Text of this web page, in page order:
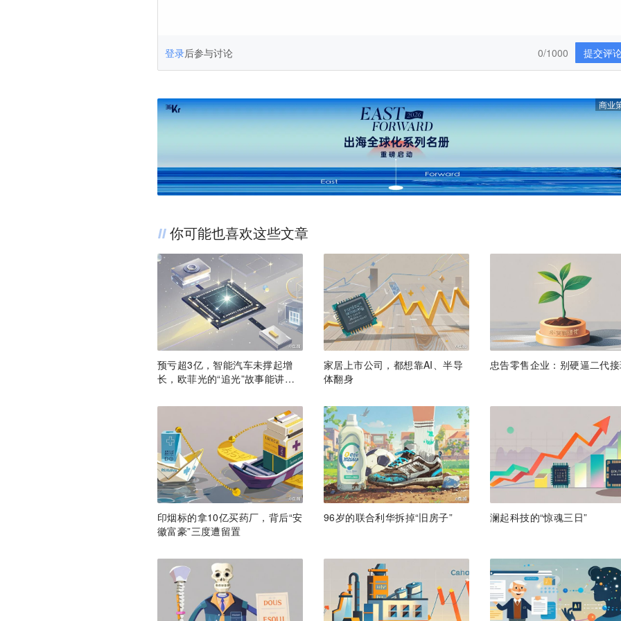
登录后参与讨论 提交评
0/1000
商业
你可能也喜欢这些文章
预亏超3亿，智能汽车未撑起增
长，欧菲光的“追光”故事能讲通
家居上市公司，都想靠AI、半导
体翻身
忠告零售企业：别硬逼二代
印烟标的拿10亿买药厂，背后“安
徽富豪”三度遭留置
96岁的联合利华拆掉“旧房子” 澜起科技的“惊魂三日”